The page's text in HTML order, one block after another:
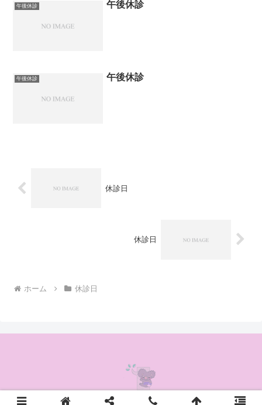
午後休診 午後休診
午後休診 午後休診
休診日
休診日
ホーム 休診日
© 2020 かんの耳鼻咽喉科クリニック.